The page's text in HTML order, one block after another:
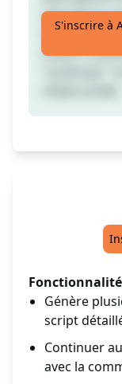
mot-clé ou
Si à un
d'avoir
S'inscrire à
Génère
script
Continuer
avec la